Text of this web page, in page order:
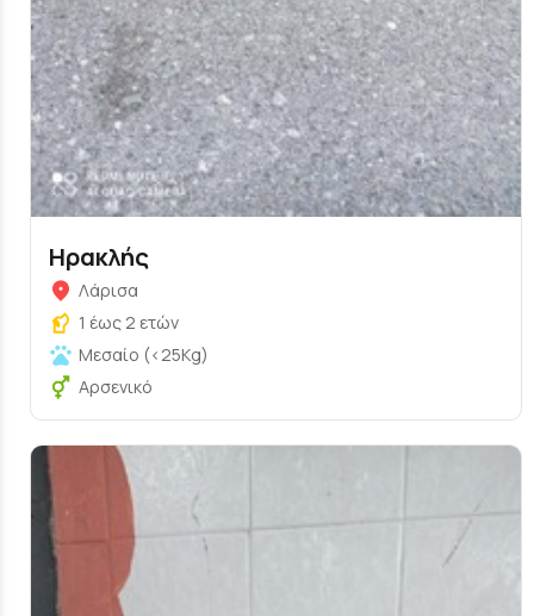
Ηρακλής
Λάρισα
1 έως 2 ετών
Μεσαίο (<25Kg)
Αρσενικό